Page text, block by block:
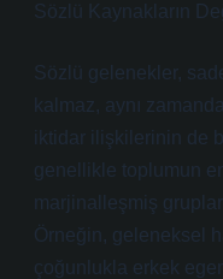
Sözlü Kaynakların
Sözlü gelenekler,
kalmaz, aynı
iktidar ilişkilerinin de
genellikle toplumun
marjinalleşmiş
Örneğin, geleneksel
çoğunlukla erkek